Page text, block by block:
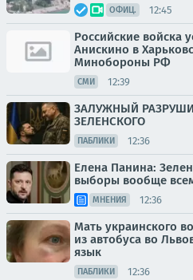
ОФИЦ. 12:45
Российские войска
Анискино в
Минобороны РФ
СМИ 12:39
ЗАЛУЖНЫЙ
ЗЕЛЕНСКОГО
ПАБЛИКИ 12:36
Елена Панина:
выборы вообще
МНЕНИЯ 12:36
Мать украинского
из автобуса во
язык
ПАБЛИКИ 12:36